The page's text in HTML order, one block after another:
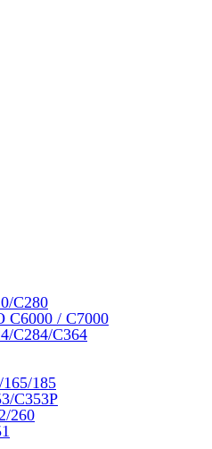
C280
C6000 / C7000
С284/С364
185
C353Р
260